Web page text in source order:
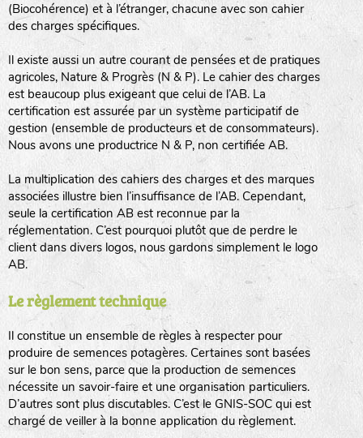
BINGENHEIMER SAATGUT (BGH)
www.bingenheimersaatgut.de
DE BOLSTER (DBO)
www.bolster.nl
GRAINE DEL PAÏS (GDP)
www.grainesdelpais.com
JARDIN EN’VIE (JEV)
E: Engrais vert
: Légumes
A : Aromatiques
BEL : Code de la variété(Ici Belle de nuit)
20 : Année de récolte(ici 2020)
BPA : Initiales du producteur ou du fournisseur de la
semence.
1 : Numéro d’ordre du lot
A : Sans calibre.
: Gros
: Moyen calibre
P: Petit calibre
(Biocohérence) et à l’étranger, chacune avec son cahier
des charges spécifiques.
Il existe aussi un autre courant de pensées et de pratiques
agricoles, Nature & Progrès (N & P). Le cahier des charges
est beaucoup plus exigeant que celui de l’AB. La
certification est assurée par un système participatif de
gestion (ensemble de producteurs et de consommateurs).
Nous avons une productrice N & P, non certifiée AB.
La multiplication des cahiers des charges et des marques
associées illustre bien l’insuffisance de l’AB. Cependant,
seule la certification AB est reconnue par la
réglementation. C’est pourquoi plutôt que de perdre le
client dans divers logos, nous gardons simplement le logo
AB.
Le règlement technique
Il constitue un ensemble de règles à respecter pour
produire de semences potagères. Certaines sont basées
sur le bon sens, parce que la production de semences
nécessite un savoir-faire et une organisation particuliers.
D’autres sont plus discutables. C’est le GNIS-SOC qui est
chargé de veiller à la bonne application du règlement.
Légumes feuilles
Légumes racines
Plantes aromatiques